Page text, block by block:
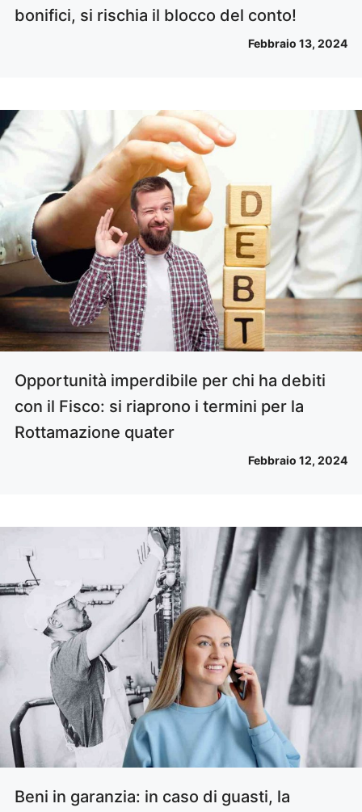
bonifici, si rischia il blocco del conto!
Febbraio 13, 2024
Opportunità imperdibile per chi ha debiti
con il Fisco: si riaprono i termini per la
Rottamazione quater
Febbraio 12, 2024
Beni in garanzia: in caso di guasti, la